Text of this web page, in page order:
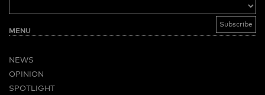
MENU
NEWS
OPINION
SPOTLIGHT